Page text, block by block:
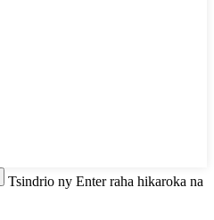
Tsindrio ny Enter raha hikaroka na